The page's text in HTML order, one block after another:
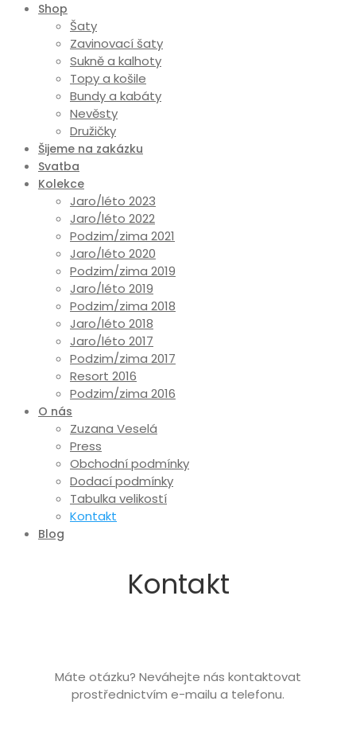
Shop
Šaty
Zavinovací šaty
Sukně a kalhoty
Topy a košile
Bundy a kabáty
Nevěsty
Družičky
Šijeme na zakázku
Svatba
Kolekce
Jaro/léto 2023
Jaro/léto 2022
Podzim/zima 2021
Jaro/léto 2020
Podzim/zima 2019
Jaro/léto 2019
Podzim/zima 2018
Jaro/léto 2018
Jaro/léto 2017
Podzim/zima 2017
Resort 2016
Podzim/zima 2016
O nás
Zuzana Veselá
Press
Obchodní podmínky
Dodací podmínky
Tabulka velikostí
Kontakt
Blog
Kontakt
Máte otázku? Neváhejte nás kontaktovat
prostřednictvím e-mailu a telefonu.